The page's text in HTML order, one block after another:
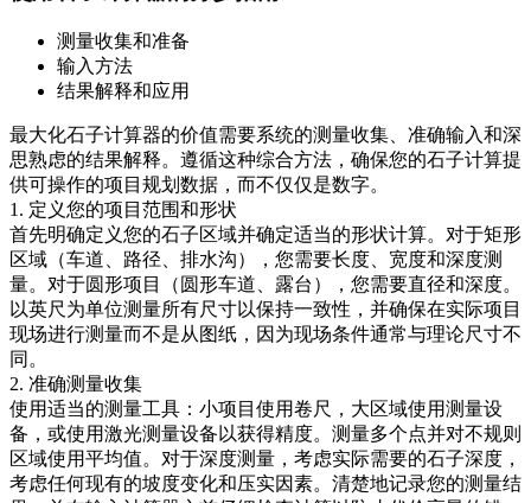
测量收集和准备
输入方法
结果解释和应用
最大化石子计算器的价值需要系统的测量收集、准确输入和深
思熟虑的结果解释。遵循这种综合方法，确保您的石子计算提
供可操作的项目规划数据，而不仅仅是数字。
1. 定义您的项目范围和形状
首先明确定义您的石子区域并确定适当的形状计算。对于矩形
区域（车道、路径、排水沟），您需要长度、宽度和深度测
量。对于圆形项目（圆形车道、露台），您需要直径和深度。
以英尺为单位测量所有尺寸以保持一致性，并确保在实际项目
现场进行测量而不是从图纸，因为现场条件通常与理论尺寸不
同。
2. 准确测量收集
使用适当的测量工具：小项目使用卷尺，大区域使用测量设
备，或使用激光测量设备以获得精度。测量多个点并对不规则
区域使用平均值。对于深度测量，考虑实际需要的石子深度，
考虑任何现有的坡度变化和压实因素。清楚地记录您的测量结